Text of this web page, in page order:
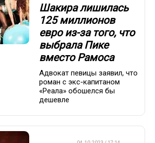
Шакира лишилась
125 миллионов
евро из-за того, что
выбрала Пике
вместо Рамоса
Адвокат певицы заявил, что
роман с экс-капитаном
«Реала» обошелся бы
дешевле